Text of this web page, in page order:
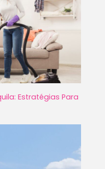
Estratégias Para